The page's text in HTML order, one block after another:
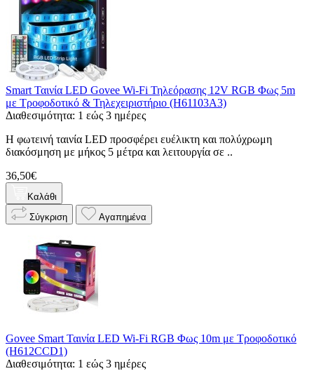
Smart Ταινία LED Govee Wi-Fi Τηλεόρασης 12V RGB Φως 5m
με Τροφοδοτικό & Τηλεχειριστήριο (H61103A3)
Διαθεσιμότητα: 1 εώς 3 ημέρες
Η φωτεινή ταινία LED προσφέρει ευέλικτη και πολύχρωμη
διακόσμηση με μήκος 5 μέτρα και λειτουργία σε ..
36,50€
Καλάθι
Σύγκριση
Αγαπημένα
Govee Smart Ταινία LED Wi-Fi RGB Φως 10m με Τροφοδοτικό
(H612CCD1)
Διαθεσιμότητα: 1 εώς 3 ημέρες